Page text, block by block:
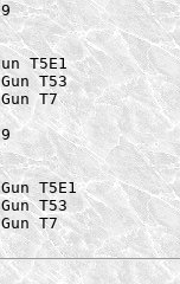
T5E1
T53
T7
T5E1
T53
T7